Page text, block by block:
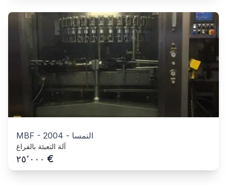
MBF - 2004 - النمسا
آلة التعبئة بالفراغ
٢٥٬٠٠٠ €